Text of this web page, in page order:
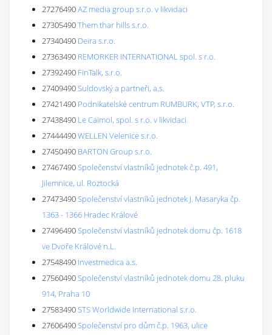
27276490AZ media group s.r.o. v likvidaci
27305490Them thar hills s.r.o.
27340490 Deira s.r.o.
27363490 REMORKER INTERNATIONAL spol. s r.o.
27392490 FinTalk, s.r.o.
27409490Suldovský a partneři, a.s.
27421490 Podnikatelské centrum RUMBURK, VTP, s.r.o.
27438490 Le Caimol, spol. s r.o. v likvidaci
27444490WELLEN Velenice s.r.o.
27450490 BARTON Group s.r.o.
27467490Společenství vlastníků jednotek č.p. 491,
Jilemnice, ul. Roztocká
27473490Společenství vlastníků jednotek J. Masaryka čp.
1363 - 1366 Hradec Králové
27496490Společenství vlastníků jednotek domu čp. 1618
ve Dvoře Králové n.L.
27548490 Investmedica a.s.
27560490Společenství vlastníků jednotek domu 28. pluku
914, Praha 10
27583490STS Worldwide International s.r.o.
27606490Společenství pro dům č.p. 1963, ulice